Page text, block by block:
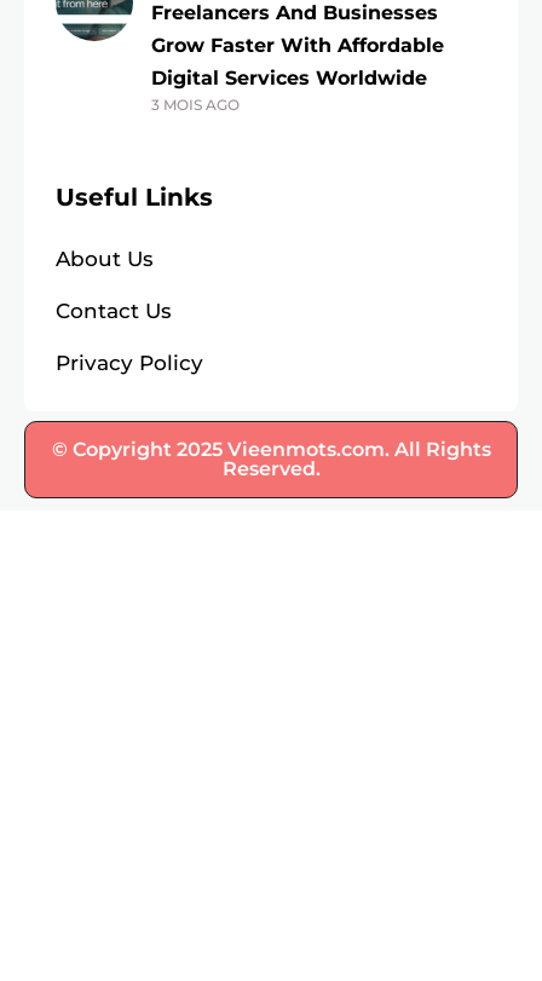
Freelancers And Businesses
Grow Faster With Affordable
Digital Services Worldwide
3 MOIS AGO
Useful Links
About Us
Contact Us
Privacy Policy
© Copyright 2025 Vieenmots.com. All Rights
Reserved.